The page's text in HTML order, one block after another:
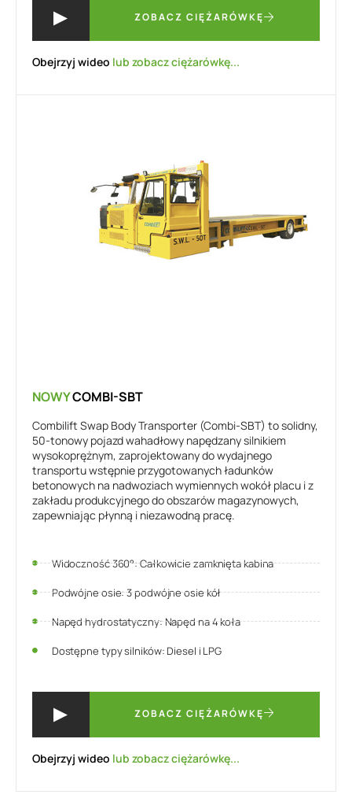
ZOBACZ CIĘŻARÓWKĘ
Obejrzyj wideo lub zobacz ciężarówkę...
NOWYCOMBI-SBT
Combilift Swap Body Transporter (Combi-SBT) to solidny,
50-tonowy pojazd wahadłowy napędzany silnikiem
wysokoprężnym, zaprojektowany do wydajnego
transportu wstępnie przygotowanych ładunków
betonowych na nadwoziach wymiennych wokół placu i z
zakładu produkcyjnego do obszarów magazynowych,
zapewniając płynną i niezawodną pracę.
Widoczność 360°: Całkowicie zamknięta kabina
Podwójne osie: 3 podwójne osie kół
Napęd hydrostatyczny: Napęd na 4 koła
Dostępne typy silników: Diesel i LPG
ZOBACZ CIĘŻARÓWKĘ
Obejrzyj wideo lub zobacz ciężarówkę...